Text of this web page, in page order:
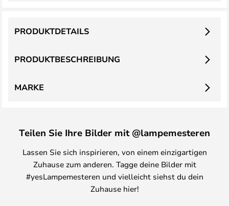
PRODUKTBESCHREIBUNG
PRODUKTDETAILS
MARKE
Teilen Sie Ihre Bilder mit @lampemesteren
Lassen Sie sich inspirieren, von einem einzigartigen
Zuhause zum anderen. Tagge deine Bilder mit
#yesLampemesteren und vielleicht siehst du dein
Zuhause hier!